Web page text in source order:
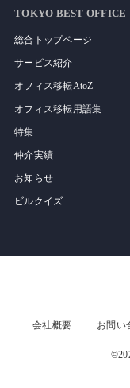
TOKYO BEST OFFICE
総合トップページ
サービス紹介
オフィス移転AtoZ
オフィス移転用語集
特集
仲介実績
お知らせ
ビルクイズ
会社概要 お問い